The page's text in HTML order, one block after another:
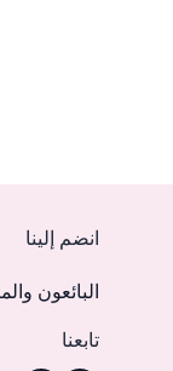
انضم إلينا
البائعون
تابعنا